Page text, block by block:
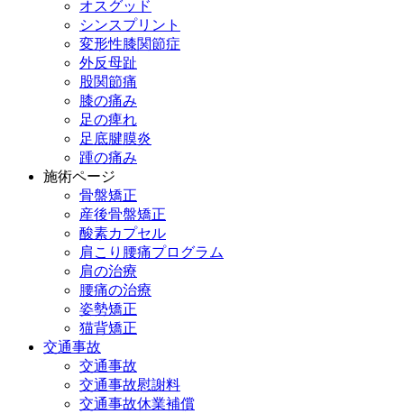
オスグッド
シンスプリント
変形性膝関節症
外反母趾
股関節痛
膝の痛み
足の痺れ
足底腱膜炎
踵の痛み
施術ページ
骨盤矯正
産後骨盤矯正
酸素カプセル
肩こり腰痛プログラム
肩の治療
腰痛の治療
姿勢矯正
猫背矯正
交通事故
交通事故
交通事故慰謝料
交通事故休業補償